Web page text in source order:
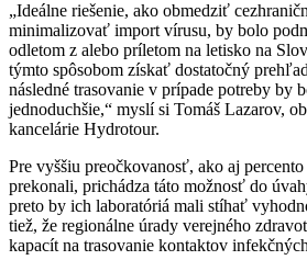
„Ideálne riešenie, ako obmedziť
minimalizovať import vírusu, by bolo
odletom z alebo príletom na letisko na
týmto spôsobom získať dostatočný
následné trasovanie v prípade potreby by
jednoduchšie,“ myslí si Tomáš Lazarov,
kancelárie Hydrotour.
Pre vyššiu preočkovanosť, ako aj
prekonali, prichádza táto možnosť do
preto by ich laboratóriá mali stíhať
tiež, že regionálne úrady verejného
kapacít na trasovanie kontaktov